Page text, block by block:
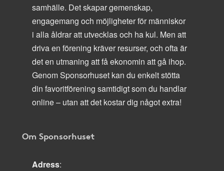
samhälle. Det skapar gemenskap,
engagemang och möjligheter för människor
i alla åldrar att utvecklas och ha kul. Men att
driva en förening kräver resurser, och ofta är
det en utmaning att få ekonomin att gå ihop.
Genom Sponsorhuset kan du enkelt stötta
din favoritförening samtidigt som du handlar
online – utan att det kostar dig något extra!
Om Sponsorhuset
Adress: